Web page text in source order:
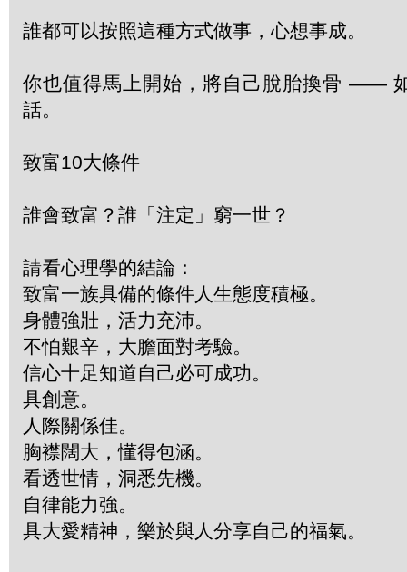
誰都可以按照這種方式做事，心想事成。
你也值得馬上開始，將自己脫胎換骨 ——
話。
致富10大條件
誰會致富？誰「注定」窮一世？
請看心理學的結論：
致富一族具備的條件人生態度積極。
身體強壯，活力充沛。
不怕艱辛，大膽面對考驗。
信心十足知道自己必可成功。
具創意。
人際關係佳。
胸襟闊大，懂得包涵。
看透世情，洞悉先機。
自律能力強。
具大愛精神，樂於與人分享自己的福氣。